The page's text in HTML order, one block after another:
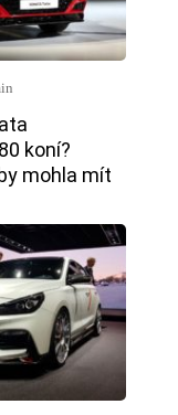
koní?
mohla mít